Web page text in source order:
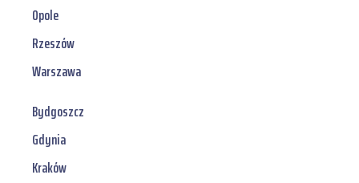
Opole
Rzeszów
Warszawa
Bydgoszcz
Gdynia
Kraków